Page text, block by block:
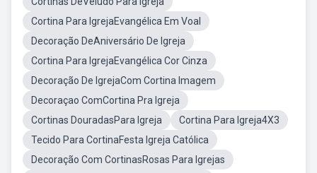
Cortina Para IgrejaEvangélica Em Voal
Decoração DeAniversário De Igreja
Cortina Para IgrejaEvangélica Cor Cinza
Decoração De IgrejaCom Cortina Imagem
Decoraçao ComCortina Pra Igreja
Cortinas DouradasPara Igreja
Cortina Para Igreja4X3
Tecido Para CortinaFesta Igreja Católica
Decoração Com CortinasRosas Para Igrejas